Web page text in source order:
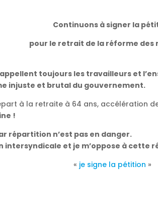
Continuons à signer la
pour le retrait de la réforme des
appellent toujours les travailleurs et
injuste et brutal du gouvernement.
à la retraite à 64 ans, accélération
!
répartition n’est pas en danger.
intersyndicale et je m’oppose à cette
« je signe la pétition »